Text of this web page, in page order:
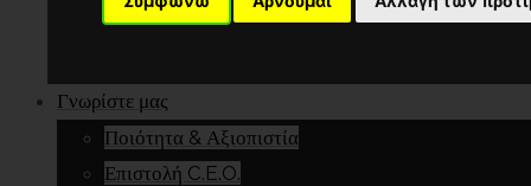
Marine
Γνωρίστε μας
Ποιότητα & Αξιοπιστία
Επιστολή C.E.O.